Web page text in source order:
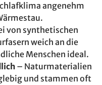
angenehm
von synthetischen
weich an die
Menschen ideal.
– Naturmaterialien
und stammen oft